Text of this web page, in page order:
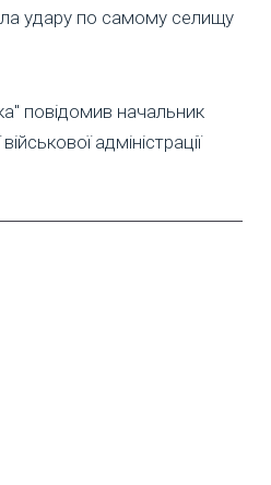
удару по самому селищу
повідомив начальник
адміністрації